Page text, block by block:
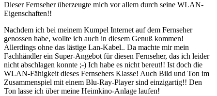
Dieser Fernseher überzeugte mich vor allem durch seine WLAN-
Eigenschaften!!
Nachdem ich bei meinem Kumpel Internet auf dem Fernseher
genossen habe, wollte ich auch in diesem Genuß kommen!
Allerdings ohne das lästige Lan-Kabel.. Da machte mir mein
Fachhändler ein Super-Angebot für diesen Fernseher, das ich leider
nicht abschlagen konnte ;-) Ich habe es nicht bereut!! Ist doch die
WLAN-Fähigkeit dieses Fernsehers Klasse! Auch Bild und Ton im
Zusammenspiel mit einem Blu-Ray-Player sind einzigartig!! Den
Ton lasse ich über meine Heimkino-Anlage laufen!